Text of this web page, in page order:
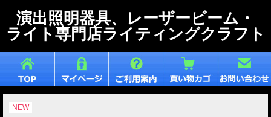
演出照明器具、レーザービーム・
ライト専門店ライティングクラフト
NEW